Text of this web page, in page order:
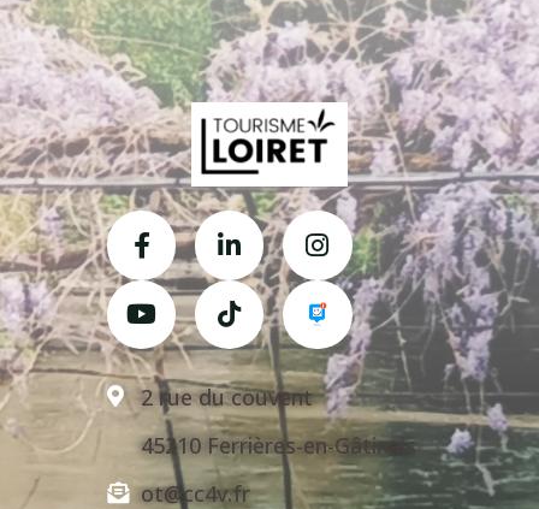
2 rue du couvent
45210 Ferrières-en-Gâtinais
ot@cc4v.fr